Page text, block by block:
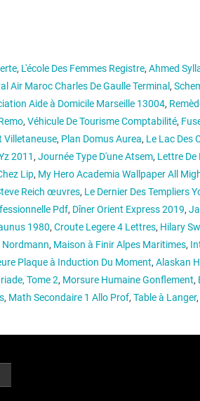
, L'école Des Femmes Registre, Ahmed
Air Maroc Charles De Gaulle Terminal ,
Aide à Domicile Marseille 13004,
, Véhicule De Tourisme Comptabilité,
Villetaneuse, Plan Domus Aurea, Le Lac Des
2011 , Journée Type D'une Atsem, Lettre De
Lip, My Hero Academia Wallpaper All
Reich œuvres, Le Dernier Des Templiers
Pdf, Dîner Orient Express 2019,
1980, Croute Legere 4 Lettres, Hilary
Nordmann, Maison à Finir Alpes Maritimes,
Plaque à Induction Du Moment, Alaskan
Tome 2, Morsure Humaine Gonflement,
, Math Secondaire 1 Allo Prof, Table à Langer,